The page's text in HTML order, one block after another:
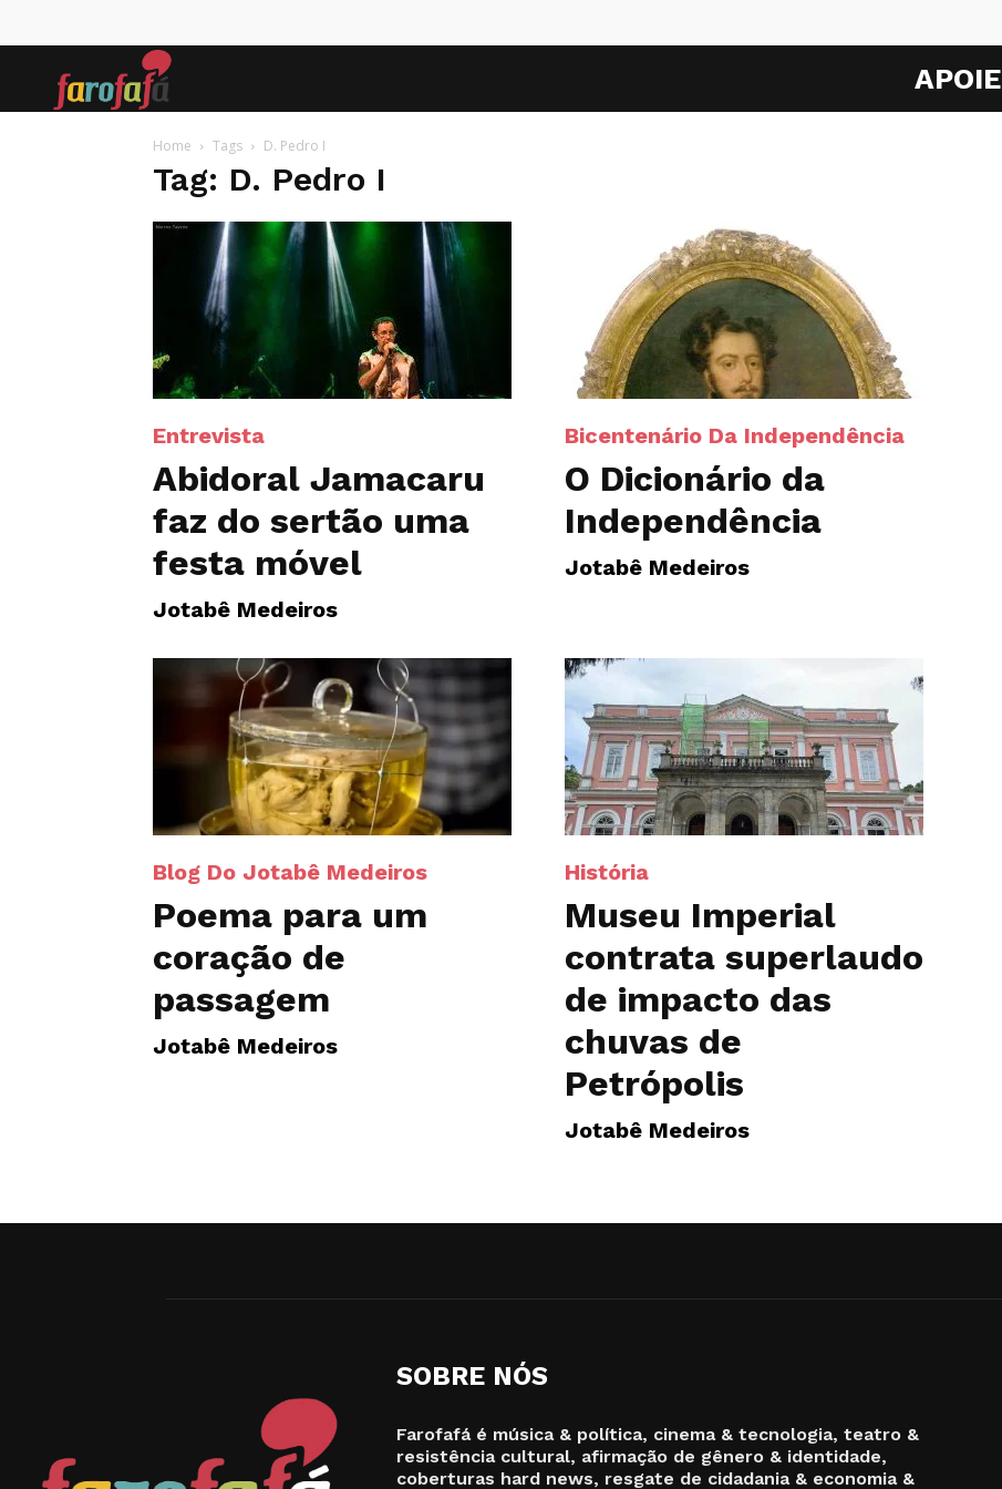
APOIE
Home Tags D. Pedro I
Tag: D. Pedro I
Entrevista
Abidoral Jamacaru
faz do sertão uma
festa móvel
Jotabê Medeiros
Bicentenário Da Independência
O Dicionário da
Independência
Jotabê Medeiros
Blog Do Jotabê Medeiros
Poema para um
coração de
passagem
Jotabê Medeiros
História
Museu Imperial
contrata superlaudo
de impacto das
chuvas de
Petrópolis
Jotabê Medeiros
SOBRE NÓS
Farofafá é música & política, cinema & tecnologia, teatro &
resistência cultural, afirmação de gênero & identidade,
coberturas hard news, resgate de cidadania & economia &